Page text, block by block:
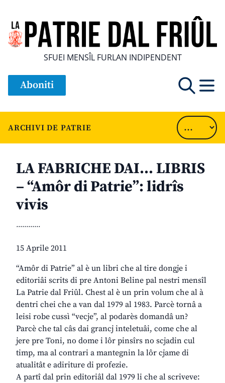
SFUEI MENSÎL FURLAN INDIPENDENT
Aboniti
ARCHIVI DE PATRIE
LA FABRICHE DAI… LIBRIS
– “Amôr di Patrie”: lidrîs
vivis
............
15 Aprile 2011
“Amôr di Patrie” al è un libri che al tire dongje i
editoriâi scrits di pre Antoni Beline pal nestri mensîl
La Patrie dal Friûl. Chest al è un prin volum che al à
dentri chei che a van dal 1979 al 1983. Parcè tornâ a
leisi robe cussì “vecje”, al podarès domandâ un?
Parcè che tal câs dai grancj inteletuâi, come che al
jere pre Toni, no dome i lôr pinsîrs no scjadin cul
timp, ma al contrari a mantegnin la lôr cjame di
atualitât e adiriture di profezie.
A partî dal prin editoriâl dal 1979 li che al scriveve: